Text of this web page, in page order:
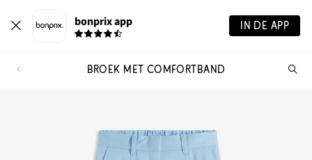
bonprix app IN DE APP
BROEK MET COMFORTBAND